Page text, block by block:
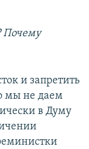
Почему
и запретить
мы не даем
в Думу